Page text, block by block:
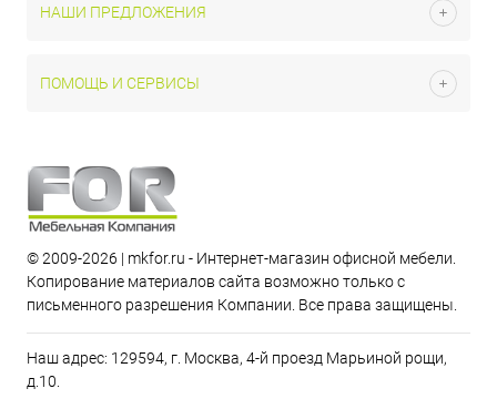
НАШИ ПРЕДЛОЖЕНИЯ
ПОМОЩЬ И СЕРВИСЫ
© 2009-2026 | mkfor.ru - Интернет-магазин офисной мебели.
Копирование материалов сайта возможно только с
письменного разрешения Компании. Все права защищены.
Наш адрес: 129594, г. Москва, 4-й проезд Марьиной рощи,
д.10.